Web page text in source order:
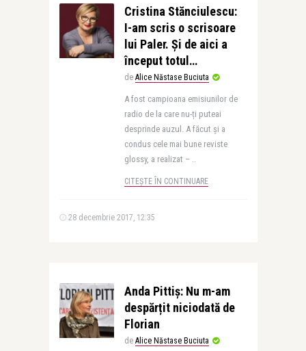
Cristina Stănciulescu:
I-am scris o scrisoare
lui Paler. Și de aici a
început totul…
de Alice Năstase Buciuta
A fost campioana emisiunilor de
radio de la care nu-ți puteai
desprinde auzul. A făcut și a
condus cele mai bune reviste
glossy, a realizat – ..
CITEȘTE ÎN CONTINUARE
28 decembrie 2017, 12:35
Anda Pittiș: Nu m-am
despărțit niciodată de
Florian
de Alice Năstase Buciuta